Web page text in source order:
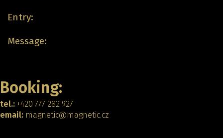
Entry:
Message:
Booking:
tel.: +420 777 282 927
email: magnetic@magnetic.cz